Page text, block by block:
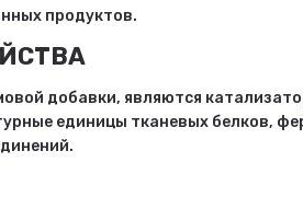
продуктов.
добавки, являются
единицы тканевых белков,